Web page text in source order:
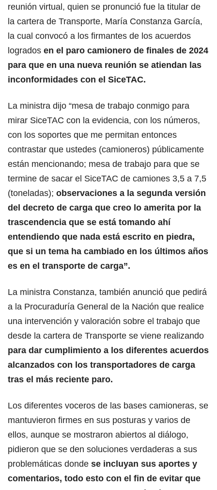
reunión virtual, quien se pronunció fue la titular de
la cartera de Transporte, María Constanza García,
la cual convocó a los firmantes de los acuerdos
logrados en el paro camionero de finales de 2024
para que en una nueva reunión se atiendan las
inconformidades con el SiceTAC.
La ministra dijo “mesa de trabajo conmigo para
mirar SiceTAC con la evidencia, con los números,
con los soportes que me permitan entonces
contrastar que ustedes (camioneros) públicamente
están mencionando; mesa de trabajo para que se
termine de sacar el SiceTAC de camiones 3,5 a 7,5
(toneladas); observaciones a la segunda versión
del decreto de carga que creo lo amerita por la
trascendencia que se está tomando ahí
entendiendo que nada está escrito en piedra,
que si un tema ha cambiado en los últimos años
es en el transporte de carga”.
La ministra Constanza, también anunció que pedirá
a la Procuraduría General de la Nación que realice
una intervención y valoración sobre el trabajo que
desde la cartera de Transporte se viene realizando
para dar cumplimiento a los diferentes acuerdos
alcanzados con los transportadores de carga
tras el más reciente paro.
Los diferentes voceros de las bases camioneras, se
mantuvieron firmes en sus posturas y varios de
ellos, aunque se mostraron abiertos al diálogo,
pidieron que se den soluciones verdaderas a sus
problemáticas donde se incluyan sus aportes y
comentarios, todo esto con el fin de evitar que